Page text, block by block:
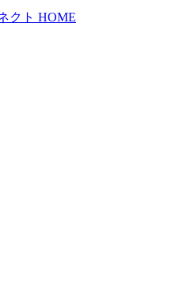
クト HOME